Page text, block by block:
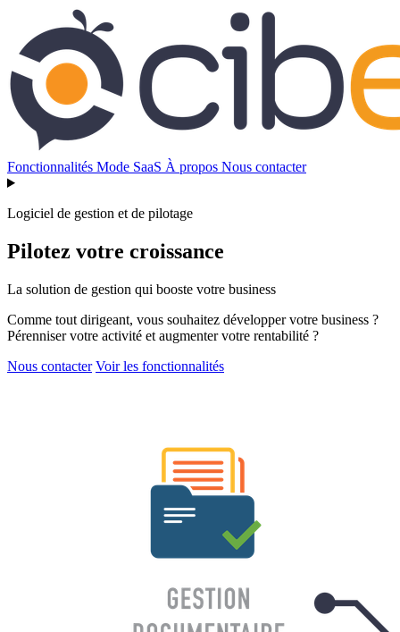
Fonctionnalités Mode SaaS À propos Nous contacter
Logiciel de gestion et de pilotage
Pilotez votre croissance
La solution de gestion qui booste votre business
Comme tout dirigeant, vous souhaitez développer votre business ?
Pérenniser votre activité et augmenter votre rentabilité ?
Nous contacter Voir les fonctionnalités